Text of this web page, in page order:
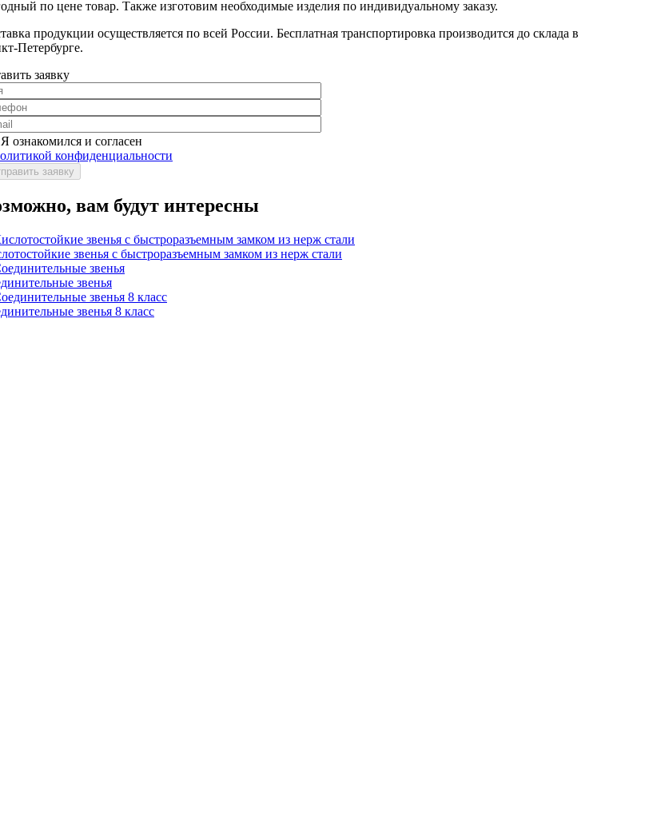
по цене товар. Также изготовим необходимые изделия по индивидуальному заказу.
продукции осуществляется по всей России. Бесплатная транспортировка производится до склада в
Петербурге.
заявку
Я ознакомился и согласен
конфиденциальности
вам будут интересны
звенья с быстроразъемным замком из нерж стали
звенья
звенья 8 класс